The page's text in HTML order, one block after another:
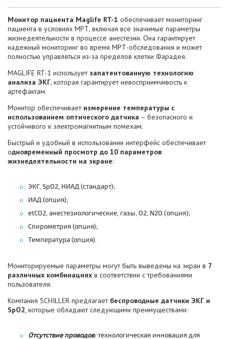
Монитор пациента Maglife RT-1 обеспечивает мониторинг
пациента в условиях МРТ, включая все значимые параметры
жизнедеятельности в процессе анестезии. Она гарантирует
надежный мониторинг во время МРТ-обследования и может
полностью управляться из-за пределов клетки Фарадея.
MAGLIFE RT-1 использует запатентованную технологию
анализа ЭКГ , которая гарантирует невосприимчивость к
артефактам.
Монитор обеспечивает измерение температуры с
использованием оптического датчика – безопасного и
устойчивого к электромагнитным помехам.
Быстрый и удобный в использовании интерфейс обеспечивает
одновременный просмотр до 10 параметров
жизнедеятельности на экране:
ЭКГ, SpO2, НИАД (стандарт);
ИАД (опция);
etCO2, анестезиологические, газы, O2, N2O (опция);
Спирометрия (опция);
Температура (опция).
Мониторируемые параметры могут быть выведены на экран в 7
различных комбинациях в соответствии с требованиями
пользователя.
Компания SCHILLER предлагает беспроводные датчики ЭКГ и
SpO2 , которые обладают следующими преимуществами:
Отсутствие проводов:технологическая инновация для